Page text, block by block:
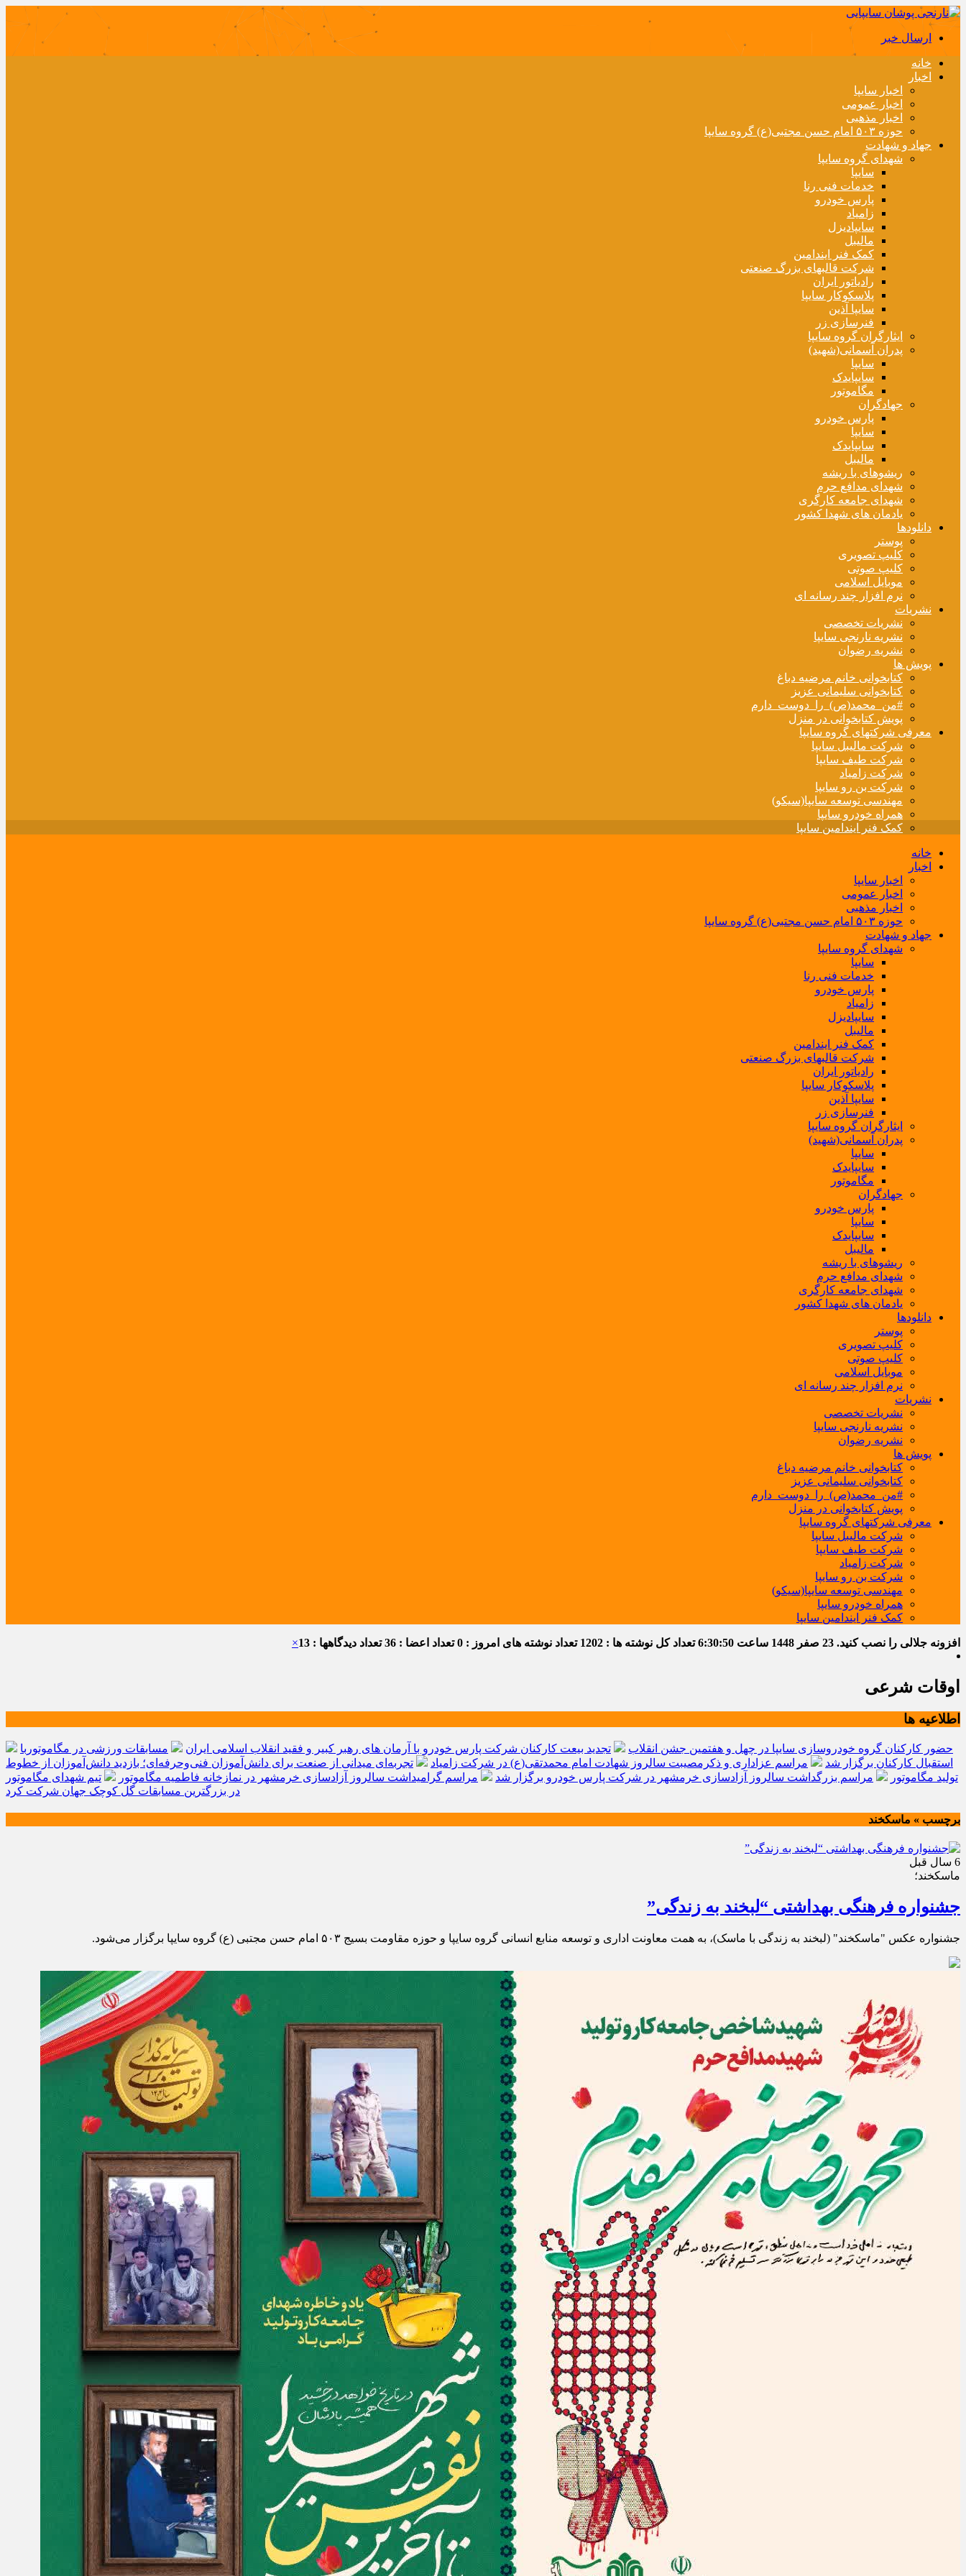
ارسال خبر
خانه
اخبار
اخبار سایپا
اخبار عمومی
اخبار مذهبی
حوزه ۵۰۳ امام حسن مجتبی(ع) گروه سایپا
جهاد و شهادت
شهدای گروه سایپا
سایپا
خدمات فنی رنا
پارس خودرو
زامیاد
سایپادیزل
مالیبل
کمک فنر ایندامین
شرکت قالبهای بزرگ صنعتی
رادیاتور ایران
پلاسکوکار سایپا
سایپا آذین
فنرسازی زر
ایثارگران گروه سایپا
پدران آسمانی(شهید)
سایپا
سایپایدک
مگاموتور
جهادگران
پارس خودرو
سایپا
سایپایدک
مالیبل
ریشوهای با ریشه
شهدای مدافع حرم
شهدای جامعه کارگری
یادمان های شهدا کشور
دانلودها
پوستر
کلیپ تصویری
کلیپ صوتی
موبایل اسلامی
نرم افزار چند رسانه ای
نشریات
نشریات تخصصی
نشریه نارنجی سایپا
نشریه رضوان
پویش ها
کتابخوانی خانم مرضیه دباغ
کتابخوانی سلیمانی عزیز
#من_محمد(ص)_را_دوست_دارم
پویش کتابخوانی در منزل
معرفی شرکتهای گروه سایپا
شرکت مالیبل سایپا
شرکت طیف سایپا
شرکت زامیاد
شرکت بن رو سایپا
مهندسی توسعه سایپا(سیکو)
همراه خودرو سایپا
کمک فنر ایندامین سایپا
خانه
اخبار
اخبار سایپا
اخبار عمومی
اخبار مذهبی
حوزه ۵۰۳ امام حسن مجتبی(ع) گروه سایپا
جهاد و شهادت
شهدای گروه سایپا
سایپا
خدمات فنی رنا
پارس خودرو
زامیاد
سایپادیزل
مالیبل
کمک فنر ایندامین
شرکت قالبهای بزرگ صنعتی
رادیاتور ایران
پلاسکوکار سایپا
سایپا آذین
فنرسازی زر
ایثارگران گروه سایپا
پدران آسمانی(شهید)
سایپا
سایپایدک
مگاموتور
جهادگران
پارس خودرو
سایپا
سایپایدک
مالیبل
ریشوهای با ریشه
شهدای مدافع حرم
شهدای جامعه کارگری
یادمان های شهدا کشور
دانلودها
پوستر
کلیپ تصویری
کلیپ صوتی
موبایل اسلامی
نرم افزار چند رسانه ای
نشریات
نشریات تخصصی
نشریه نارنجی سایپا
نشریه رضوان
پویش ها
کتابخوانی خانم مرضیه دباغ
کتابخوانی سلیمانی عزیز
#من_محمد(ص)_را_دوست_دارم
پویش کتابخوانی در منزل
معرفی شرکتهای گروه سایپا
شرکت مالیبل سایپا
شرکت طیف سایپا
شرکت زامیاد
شرکت بن رو سایپا
مهندسی توسعه سایپا(سیکو)
همراه خودرو سایپا
کمک فنر ایندامین سایپا
افزونه جلالی را نصب کنید. 23 صفر 1448 ساعت 6:30:51تعداد کل نوشته ها : 1202 تعداد نوشته های امروز : 0 تعداد اعضا : 36 تعداد دیدگاهها : 13 ×
اوقات شرعی
اطلاعیه ها
حضور کارکنان گروه خودروسازی سایپا در چهل و هفتمین جشن انقلاب تجدید بیعت کارکنان شرکت پارس خودرو با آرمان های رهبر کبیر و فقید انقلاب اسلامی ایران
مسابقات ورزشی در مگاموتوربا
استقبال کارکنان برگزار شد
مراسم عزاداری و ذکرمصیبت سالروز شهادت امام محمدتقی(ع) در شرکت زامیاد
تجربه‌ای میدانی از صنعت برای دانش‌آموزان فنی‌وحرفه‌ای؛ بازدید دانش‌آموزان از خطوط
تولید مگاموتور
مراسم بزرگداشت سالروز آزادسازی خرمشهر در شرکت پارس خودرو برگزار شد مراسم گرامیداشت سالروز آزادسازی خرمشهر در نمازخانه فاطمیه مگاموتور
تیم شهدای مگاموتور
در بزرگترین مسابقات گل کوچک جهان شرکت کرد
برچسب » ماسكخند
6 سال قبل
ماسكخند؛
جشنواره فرهنگی بهداشتی “لبخند به زندگی”
جشنواره عکس "ماسکخند" (لبخند به زندگی با ماسک)، به همت معاونت اداری و توسعه منابع انسانی گروه سایپا و حوزه مقاومت بسیج ۵۰۳ امام حسن مجتبی (ع) گروه سایپا برگزار می‌شود.